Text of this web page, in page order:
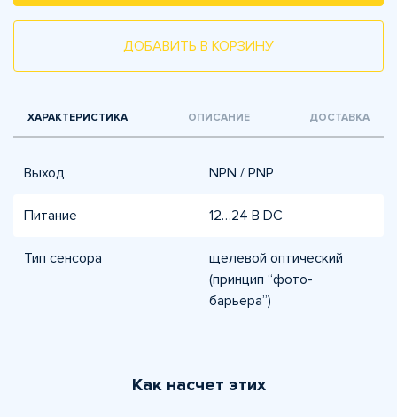
ДОБАВИТЬ В КОРЗИНУ
ХАРАКТЕРИСТИКА ОПИСАНИЕ ДОСТАВКА
Выход NPN / PNP
Питание 12…24 В DC
Тип сенсора
щелевой оптический
(принцип “фото-
барьера”)
Как насчет этих